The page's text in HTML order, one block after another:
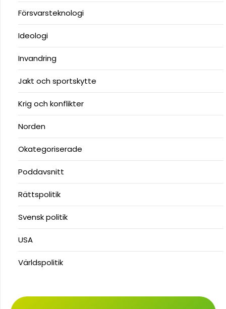
Försvarsteknologi
Ideologi
Invandring
Jakt och sportskytte
Krig och konflikter
Norden
Okategoriserade
Poddavsnitt
Rättspolitik
Svensk politik
USA
Världspolitik